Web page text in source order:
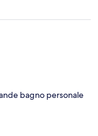
bagno personale